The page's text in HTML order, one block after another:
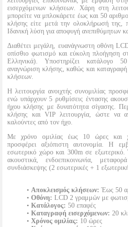
εισερχόμενων κλήσεων. Χάρη στη
μπορείτε να μπλοκάρετε έως και 50
κλήσης είτε μετά την ολοκλήρωσή της,
Ιδανική λύση για αποφυγή ανεπιθύμητων
Διαθέτει μεγάλη, ευανάγνωστη οθόνη
οπίσθιο φωτισμό και εύκολη πλοήγηση
Ελληνικά). Υποστηρίζει κατάλογο
αναγνώριση κλήσης, καθώς και
κλήσεων.
Η λειτουργία ανοιχτής συνομιλίας
ενώ υπάρχουν 5 ρυθμίσεις έντασης
ήχου κλήσης με δυνατότητα σίγασης.
κλήσης και VIP λειτουργία, ώστε να
καλούντες από τον ήχο.
Με χρόνο ομιλίας έως 10 ώρες και
προσφέρει αξιόπιστη αυτονομία. Η
εσωτερικό χώρο και 300m σε εξωτερικό.
ακουστικά, ενδοεπικοινωνία,
συνδιάσκεψης (2 εσωτερικές + 1
• Αποκλεισμός κλήσεων: Έως 50
• Οθόνη: LCD 2 γραμμών με
• Κατάλογος: 50 επαφές
• Καταγραφή εισερχόμενων: 20
• Χρόνος ομιλίας: 10 ώρες